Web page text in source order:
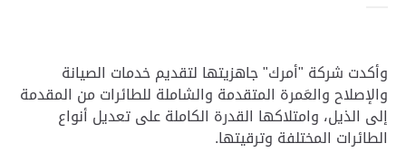
وأكدت شركة "أمرك" جاهزيتها لتقديم خدمات الصيانة
والإصلاح والعَمرة المتقدمة والشاملة للطائرات من المقدمة
إلى الذيل، وامتلاكها القدرة الكاملة على تعديل أنواع
الطائرات المختلفة وترقيتها.